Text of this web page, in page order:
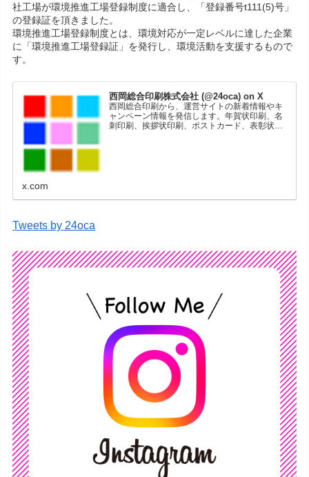
社工場が環境推進工場登録制度に適合し、「登録番号t111(5)号」
の登録証を頂きました。
環境推進工場登録制度とは、環境対応が一定レベルに達した企業
に「環境推進工場登録証」を発行し、環境活動を支援するもので
す。
西岡総合印刷株式会社 (@24oca) on X
西岡総合印刷から、運営サイトの新着情報やキ
ャンペーン情報を発信します。年賀状印刷、名
刺印刷、挨拶状印刷、ポストカード、表彰状印
x.com
Tweets by 24oca